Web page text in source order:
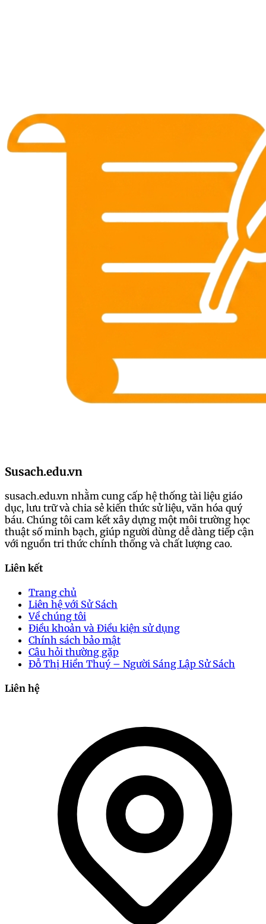
Susach.edu.vn
susach.edu.vn nhằm cung cấp hệ thống tài liệu giáo
dục, lưu trữ và chia sẻ kiến thức sử liệu, văn hóa quý
báu. Chúng tôi cam kết xây dựng một môi trường học
thuật số minh bạch, giúp người dùng dễ dàng tiếp cận
với nguồn tri thức chính thống và chất lượng cao.
Liên kết
Trang chủ
Liên hệ với Sử Sách
Về chúng tôi
Điều khoản và Điều kiện sử dụng
Chính sách bảo mật
Câu hỏi thường gặp
Đỗ Thị Hiền Thuý – Người Sáng Lập Sử Sách
Liên hệ